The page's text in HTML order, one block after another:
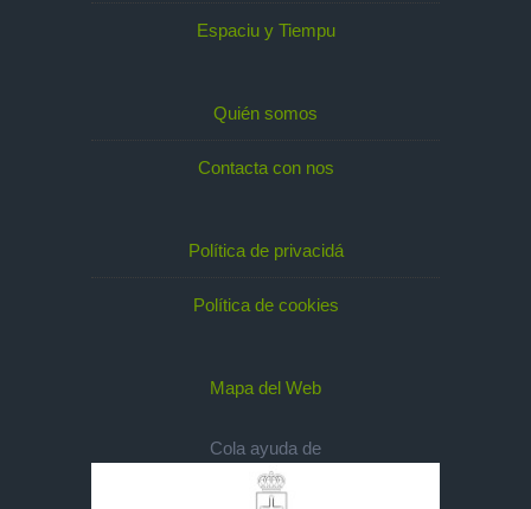
Espaciu y Tiempu
Quién somos
Contacta con nos
Política de privacidá
Política de cookies
Mapa del Web
Cola ayuda de